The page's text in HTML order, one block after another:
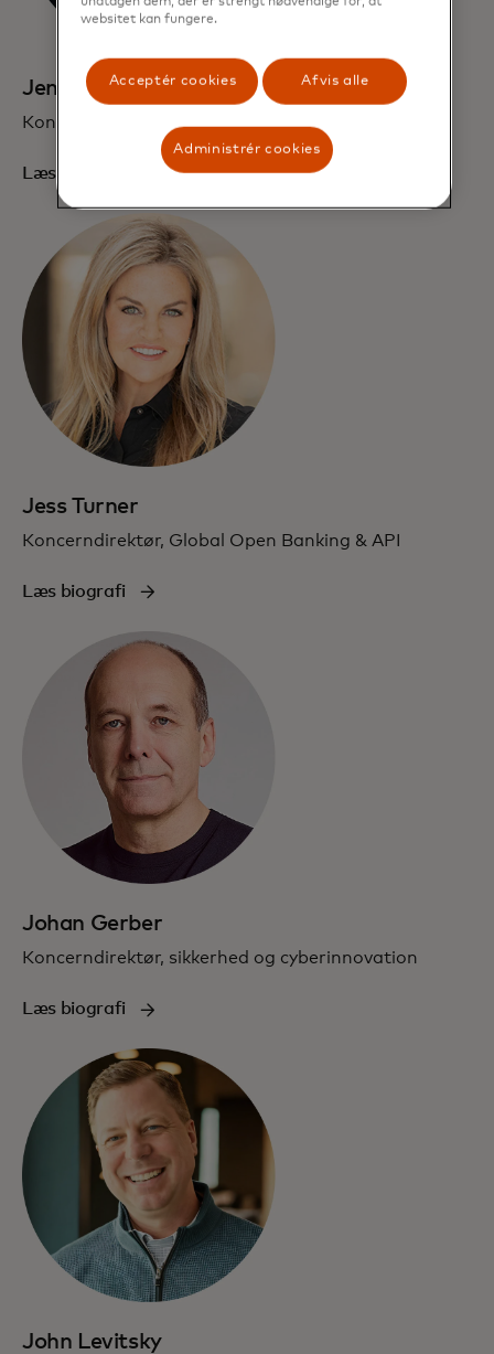
Jennifer Eriksen
Koncerndirektør, Kommunikation
Læs biografi
Jess Turner
Koncerndirektør, Global Open Banking & API
Læs biografi
Johan Gerber
Koncerndirektør, sikkerhed og cyberinnovation
Læs biografi
John Levitsky
websitet kan fungere.
Acceptér cookies Afvis alle
Administrér cookies